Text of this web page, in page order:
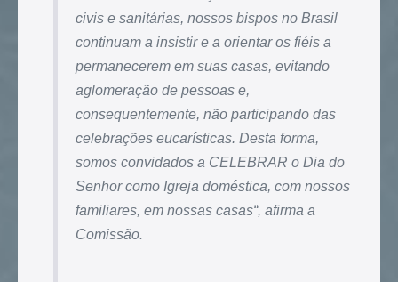
civis e sanitárias, nossos bispos no Brasil
continuam a insistir e a orientar os fiéis a
permanecerem em suas casas, evitando
aglomeração de pessoas e,
consequentemente, não participando das
celebrações eucarísticas. Desta forma,
somos convidados a CELEBRAR o Dia do
Senhor como Igreja doméstica, com nossos
familiares, em nossas casas“, afirma a
Comissão.